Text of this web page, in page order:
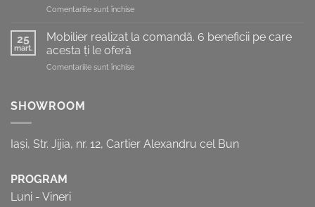
mai
spațiu
Comentariile sunt închisepentru
aspecte
de
să
bucătăria
25
mart.
Mobilier realizat la comandă. 6 beneficii pe care
acesta ți le oferă
Comentariile sunt închisepentru
beneficii
pe
SHOWROOM
Iași, Str. Jijia, nr. 12, Cartier Alexandru cel Bun
PROGRAM
Luni - Vineri